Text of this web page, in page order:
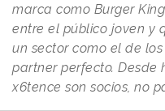
marca como Burger
entre el público joven y
un sector como el de
partner perfecto. Desde
x6tence son socios, no